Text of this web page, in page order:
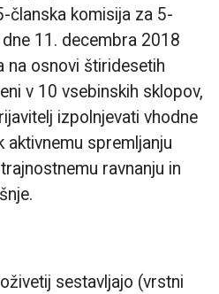
članska komisija za 5-
11. decembra 2018
na osnovi štiridesetih
v 10 vsebinskih sklopov,
izpolnjevati vhodne
aktivnemu spremljanju
ravnanju in
sestavljajo (vrstni